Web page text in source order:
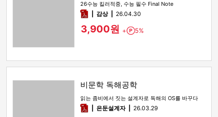
26수능 킬러적중, 수능 필수 Final Note
pdf감상​ 26.04.30
3,900원 + Point
5%
비문학 독해공학
읽는 좀비에서 짓는 설계자로 독해의 OS를 바꾸다
pdf은둔설계자 26.03.29